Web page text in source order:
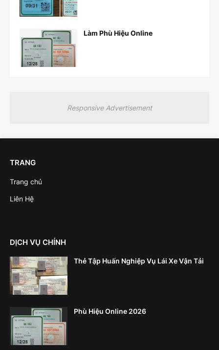
Làm Phù Hiệu Online
Responsive Advertisement
TRANG
Trang chủ
Liên Hệ
DỊCH VỤ CHÍNH
Thẻ Tập Huấn Nghiệp Vụ Lái Xe Vận Tải
Phù Hiệu Online 2026